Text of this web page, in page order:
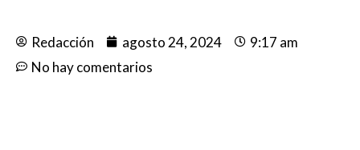
Redacción agosto 24, 2024
9:17 am
No hay comentarios